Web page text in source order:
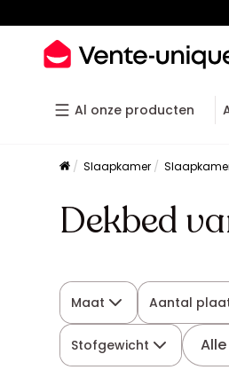
Al onze producten
Slaapkamer
Dekbed
Maat Aantal
Stofgewicht